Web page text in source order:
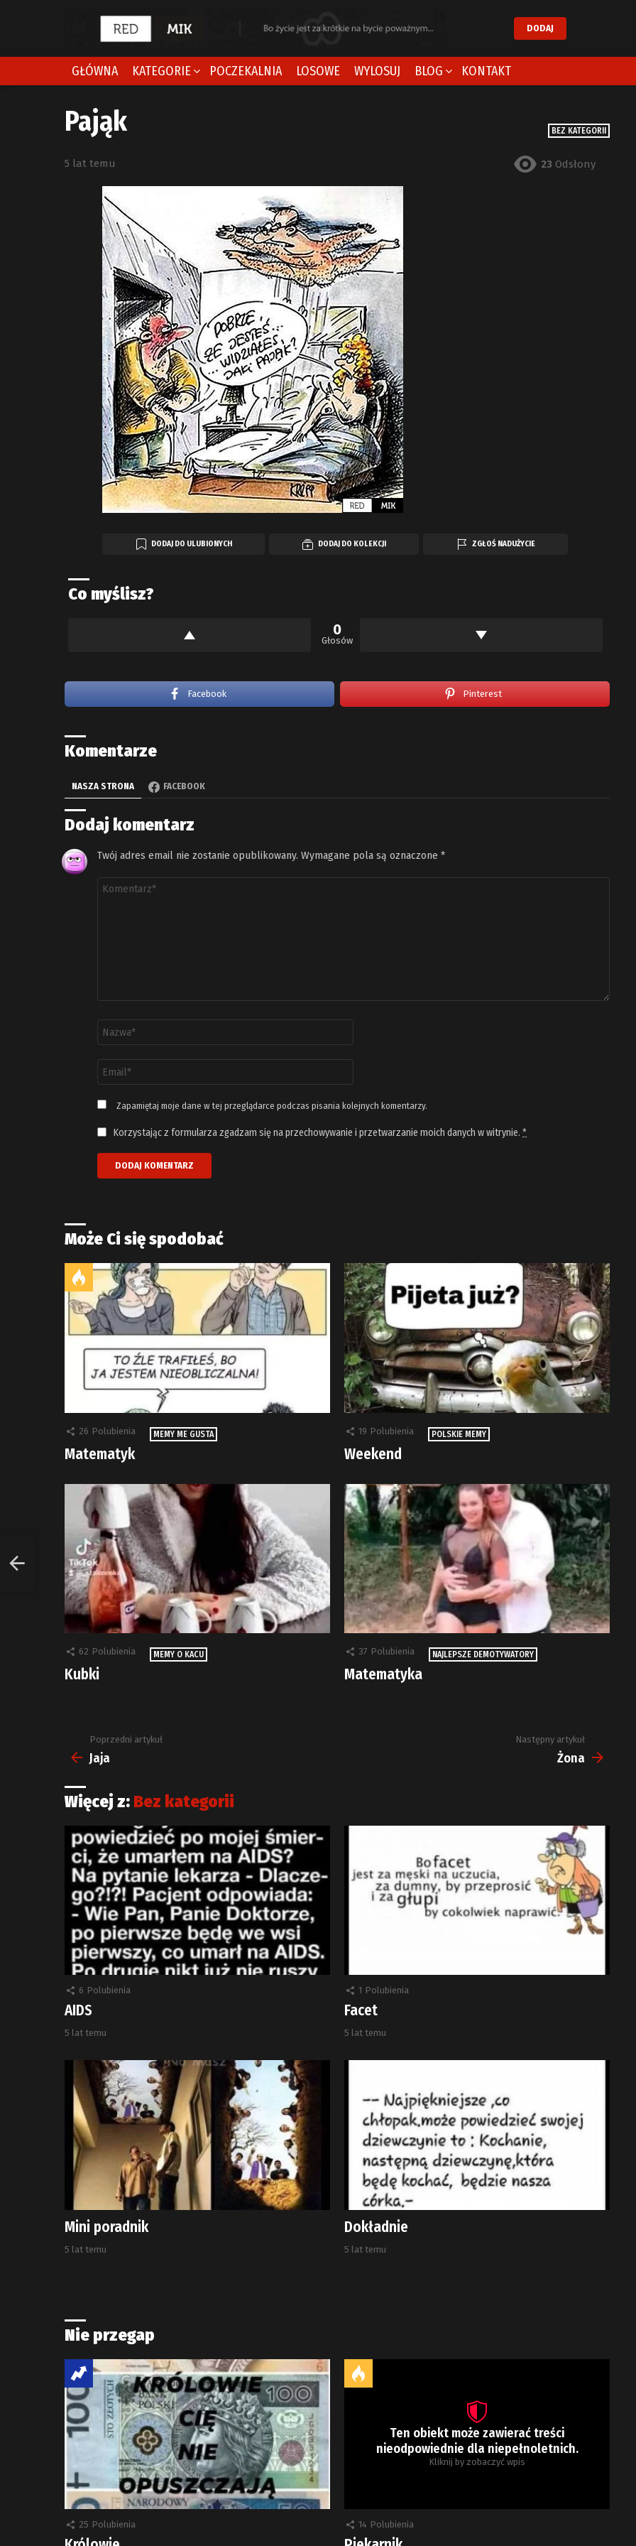
DODAJ
GŁÓWNA KATEGORIE POCZEKALNIA LOSOWE WYLOSUJ BLOG KONTAKT
BEZ KATEGORII
Pająk
5 lat temu 23 Odsłony
DODAJ DO ULUBIONYCH DODAJ DO KOLEKCJI ZGŁOŚ NADUŻYCIE
Co myślisz?
0
Głosów
Facebook Pinterest
Komentarze
NASZA STRONA FACEBOOK
Dodaj komentarz
Twój adres email nie zostanie opublikowany. Wymagane pola są oznaczone *
Komentarz
email
*
Zapamiętaj moje dane w tej przeglądarce podczas pisania kolejnych komentarzy.
Korzystając z formularza zgadzam się na przechowywanie i przetwarzanie moich danych w witrynie. *
Może Ci się spodobać
26 Polubienia MEMY ME GUSTA
Matematyk
19 Polubienia POLSKIE MEMY
Weekend
62 Polubienia MEMY O KACU
Kubki
37 Polubienia NAJLEPSZE DEMOTYWATORY
Matematyka
Zobacz
więcej
Poprzedni artykuł
Jaja
Następny artykuł
Żona
Więcej z: Bez kategorii
6 Polubienia
AIDS
5 lat temu
1 Polubienia
Facet
5 lat temu
Mini poradnik
5 lat temu
Dokładnie
5 lat temu
Nie przegap
25 Polubienia
Ten obiekt może zawierać treści
nieodpowiednie dla niepełnoletnich.
Kliknij by zobaczyć wpis
14 Polubienia